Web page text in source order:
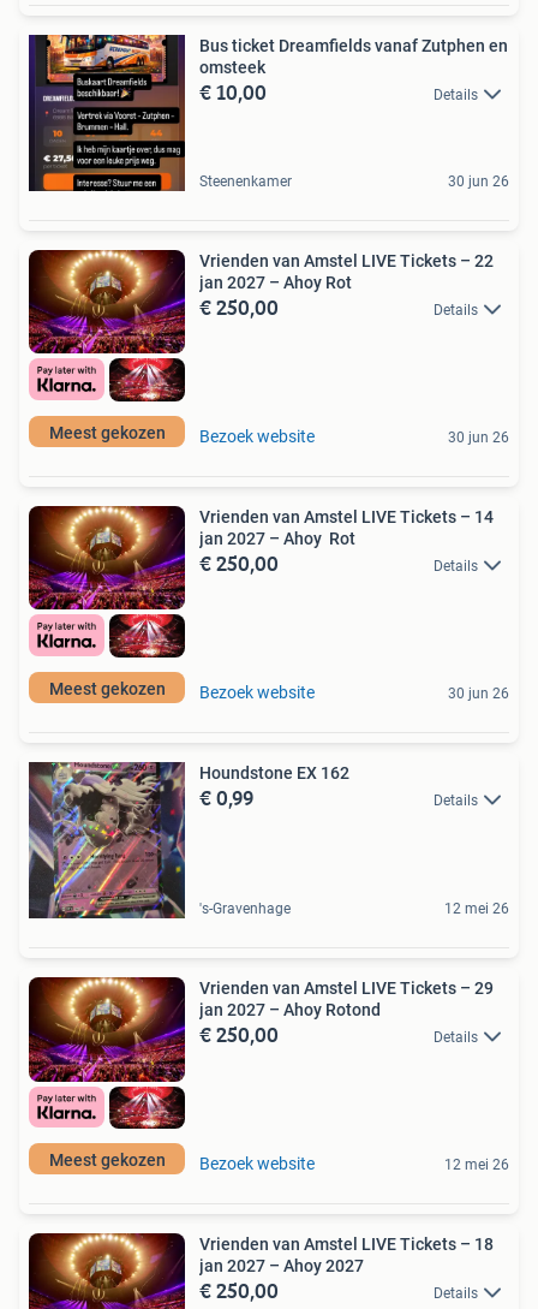
Bus ticket Dreamfields vanaf Zutphen en
omsteek
€ 10,00 Details
Steenenkamer 30 jun 26
Meest gekozen
Vrienden van Amstel LIVE Tickets – 22
jan 2027 – Ahoy Rot
€ 250,00 Details
Bezoek website 30 jun 26
Meest gekozen
Vrienden van Amstel LIVE Tickets – 14
jan 2027 – Ahoy Rot
€ 250,00 Details
Bezoek website 30 jun 26
Houndstone EX 162
€ 0,99 Details
's-Gravenhage 12 mei 26
Meest gekozen
Vrienden van Amstel LIVE Tickets – 29
jan 2027 – Ahoy Rotond
€ 250,00 Details
Bezoek website 12 mei 26
Vrienden van Amstel LIVE Tickets – 18
jan 2027 – Ahoy 2027
€ 250,00 Details